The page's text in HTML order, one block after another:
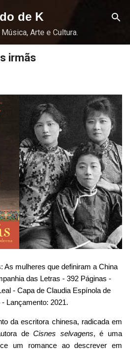
o conteúdo principal
de K
Arte e Cultura.
irmãs
As mulheres que definiram a China
das Letras - 392 Páginas -
- Capa de Claudia Espínola de
Lançamento: 2021.
da escritora chinesa, radicada em
deCisnes selvagens, é uma
um romance ao descrever em